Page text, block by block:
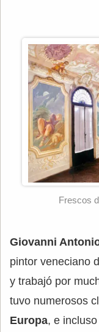
Frescos
Giovanni
pintor veneciano
y trabajó por
tuvo numerosos
Europa, e